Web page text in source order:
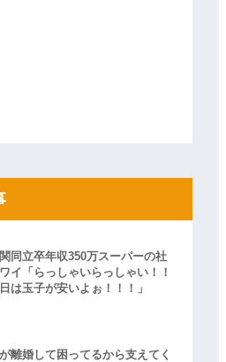
同立卒年収350万スーパーの社
イ「らっしゃいらっしゃい！！
は玉子が安いよぉ！！！」
離婚して困ってるから支えてく